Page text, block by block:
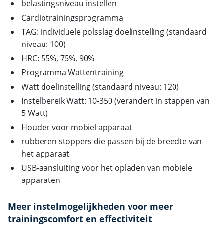
belastingsniveau instellen
Cardiotrainingsprogramma
TAG: individuele polsslag doelinstelling (standaard
niveau: 100)
HRC: 55%, 75%, 90%
Programma Wattentraining
Watt doelinstelling (standaard niveau: 120)
Instelbereik Watt: 10-350 (verandert in stappen van
5 Watt)
Houder voor mobiel apparaat
rubberen stoppers die passen bij de breedte van
het apparaat
USB-aansluiting voor het opladen van mobiele
apparaten
Meer instelmogelijkheden voor meer
trainingscomfort en effectiviteit